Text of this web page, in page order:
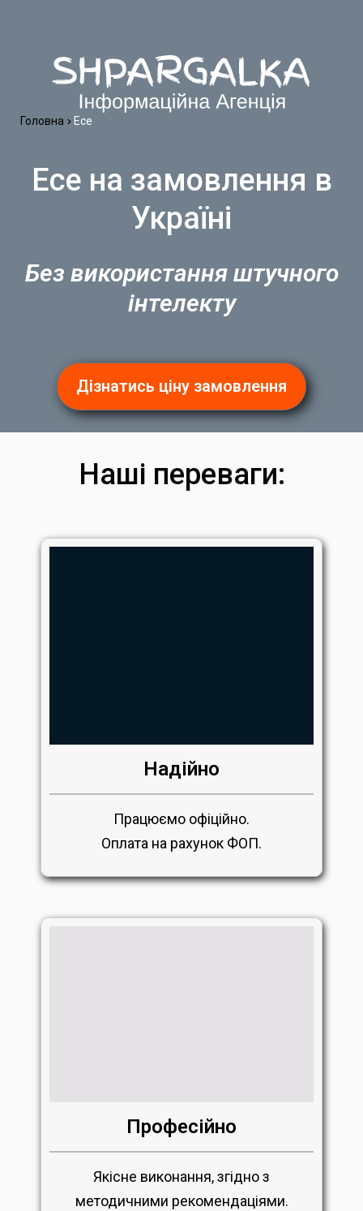
Есе на замовлення в
Україні
Без використання штучного
інтелекту
Дізнатись ціну замовлення
Головна Есе
Наші переваги:
Надійно
Працюємо офіційно.
Оплата на рахунок ФОП.
Професійно
Якісне виконання, згідно з
методичними рекомендаціями.